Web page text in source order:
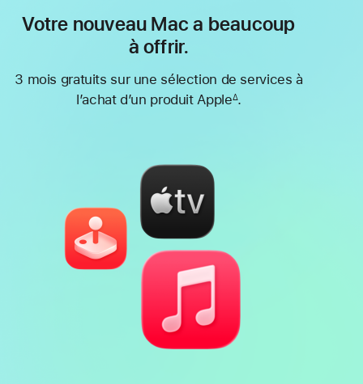
Votre nouveau Mac a beaucoup
à offrir.
3 mois gratuits sur une sélection de services à
l’achat d’un produit Apple∆.